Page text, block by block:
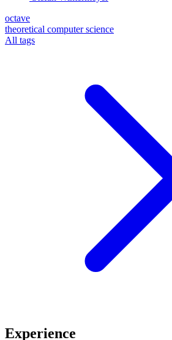
octave
theoretical computer science
All tags
Experience